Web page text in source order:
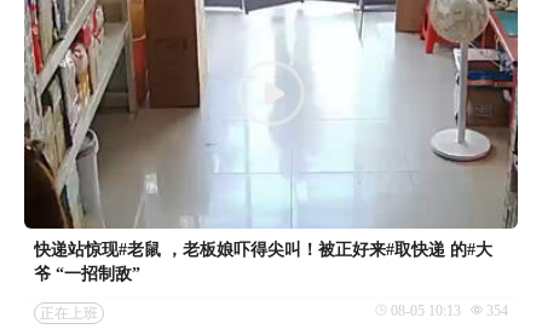
快递站惊现#老鼠 ，老板娘吓得尖叫！被正好来#取快递 的#大
爷 “一招制敌”
正在上班 08-05 10:13 354